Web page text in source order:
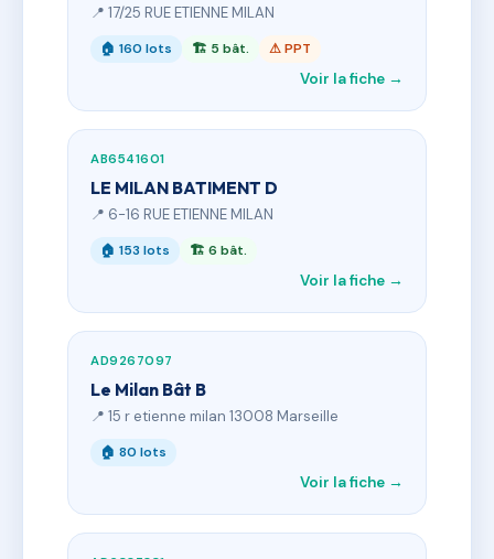
📍 17/25 RUE ETIENNE MILAN
🏠 160 lots 🏗 5 bât. ⚠ PPT
Voir la fiche →
AB6541601
LE MILAN BATIMENT D
📍 6-16 RUE ETIENNE MILAN
🏠 153 lots 🏗 6 bât.
Voir la fiche →
AD9267097
Le Milan Bât B
📍 15 r etienne milan 13008 Marseille
🏠 80 lots
Voir la fiche →